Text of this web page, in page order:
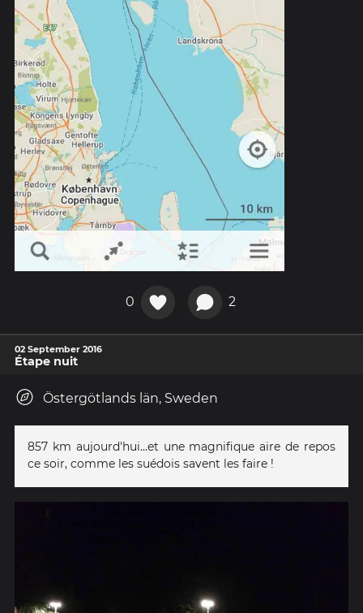
0 2
02 September 2016
Étape nuit
Östergötlands län, Sweden
857 km aujourd'hui...et une magnifique aire de repos
ce soir, comme les suédois savent les faire !